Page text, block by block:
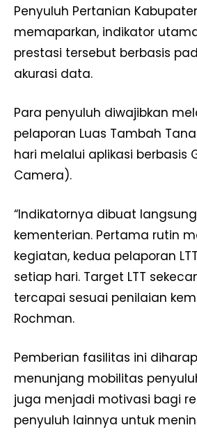
Penyuluh Pertanian
memaparkan, indikator
prestasi tersebut berbasis
akurasi data.
Para penyuluh diwajibkan
pelaporan Luas Tambah
hari melalui aplikasi berbasis
Camera).
“Indikatornya dibuat
kementerian. Pertama rutin
kegiatan, kedua pelaporan
setiap hari. Target LTT
tercapai sesuai penilaian
Rochman.
Pemberian fasilitas ini
menunjang mobilitas
juga menjadi motivasi bagi
penyuluh lainnya untuk